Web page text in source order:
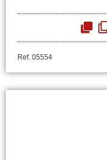
Ref. 05554